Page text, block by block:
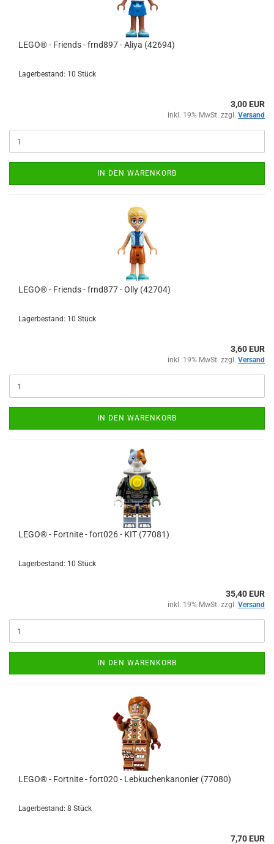
LEGO® - Friends - frnd897 - Aliya (42694)
Lagerbestand: 10 Stück
3,00 EUR
inkl. 19% MwSt. zzgl. Versand
IN DEN WARENKORB
LEGO® - Friends - frnd877 - Olly (42704)
Lagerbestand: 10 Stück
3,60 EUR
inkl. 19% MwSt. zzgl. Versand
IN DEN WARENKORB
LEGO® - Fortnite - fort026 - KIT (77081)
Lagerbestand: 10 Stück
35,40 EUR
inkl. 19% MwSt. zzgl. Versand
IN DEN WARENKORB
LEGO® - Fortnite - fort020 - Lebkuchenkanonier (77080)
Lagerbestand: 8 Stück
7,70 EUR